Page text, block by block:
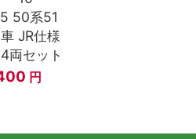
50系51
JR仕様
両セット
円